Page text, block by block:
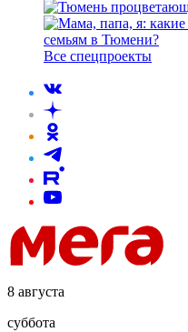
Все спецпроекты
8 августа
суббота